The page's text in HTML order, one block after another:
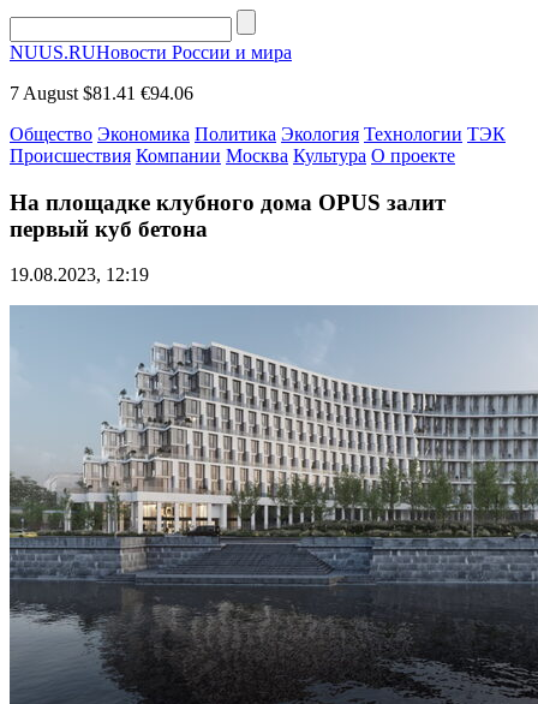
NUUS.RUНовости России и мира
7 August $81.41 €94.06
Общество Экономика Политика Экология Технологии ТЭК
Происшествия Компании Москва Культура О проекте
На площадке клубного дома OPUS залит
первый куб бетона
19.08.2023, 12:19